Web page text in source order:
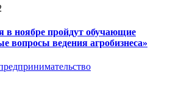
в ноябре пройдут обучающие
вопросы ведения агробизнеса»